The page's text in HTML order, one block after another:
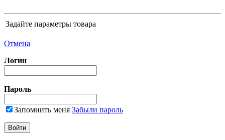
Задайте параметры товара
Отмена
Логин
Пароль
Запомнить меня Забыли пароль